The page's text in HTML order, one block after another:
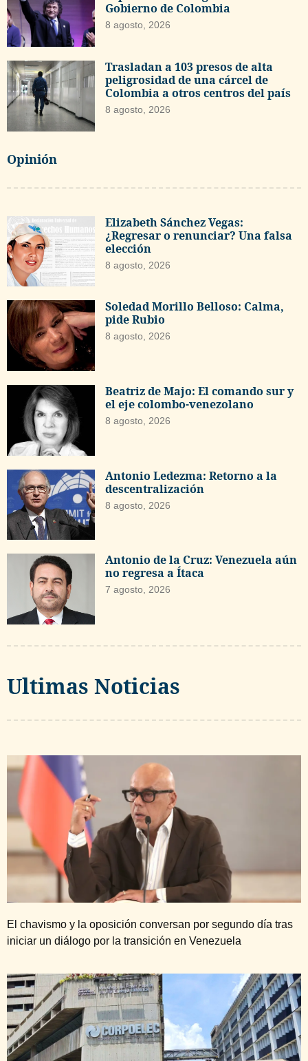
Gobierno de Colombia
8 agosto, 2026
Trasladan a 103 presos de alta
peligrosidad de una cárcel de
Colombia a otros centros del país
8 agosto, 2026
Opinión
Elizabeth Sánchez Vegas:
¿Regresar o renunciar? Una falsa
elección
8 agosto, 2026
Soledad Morillo Belloso: Calma,
pide Rubio
8 agosto, 2026
Beatriz de Majo: El comando sur y
el eje colombo-venezolano
8 agosto, 2026
Antonio Ledezma: Retorno a la
descentralización
8 agosto, 2026
Antonio de la Cruz: Venezuela aún
no regresa a Ítaca
7 agosto, 2026
Ultimas Noticias
El chavismo y la oposición conversan por segundo día tras
iniciar un diálogo por la transición en Venezuela